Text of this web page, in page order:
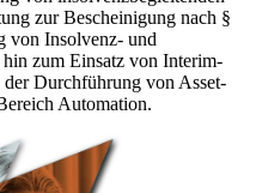
zur Bescheinigung nach §
von Insolvenz- und
zum Einsatz von Interim-
Durchführung von Asset-
Automation.